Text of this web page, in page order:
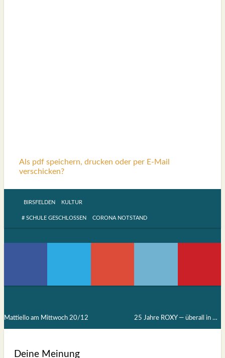
Als pdf speichern, drucken oder per E-Mail
verschicken?
BIRSFELDEN KULTUR
# SCHULE GESCHLOSSEN CORONA NOTSTAND
Mattiello am Mittwoch 20/12 25 Jahre ROXY — überall in der Welt (21)
Deine Meinung